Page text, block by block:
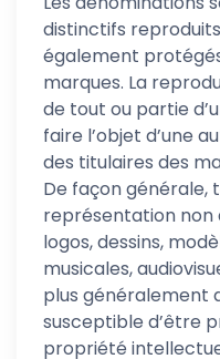
distinctifs
également
marques. La
de tout ou partie
faire l’objet d’une
des titulaires des
De façon générale,
représentation non
logos, dessins,
musicales,
plus généralement
susceptible d’être
propriété